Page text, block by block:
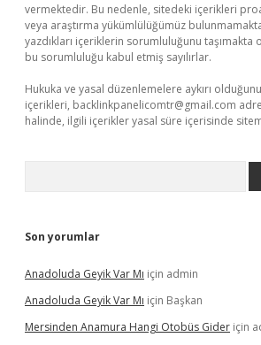
vermektedir. Bu nedenle, sitedeki içerikleri
veya araştırma yükümlülüğümüz
yazdıkları içeriklerin sorumluluğunu taşımakta
bu sorumluluğu kabul etmiş sayılırlar.
Hukuka ve yasal düzenlemelere aykırı
içerikleri, backlinkpanelicomtr@gmail.com
halinde, ilgili içerikler yasal süre içerisinde
Son yorumlar
Anadoluda Geyik Var Mı için admin
Anadoluda Geyik Var Mı için Başkan
Mersinden Anamura Hangi Otobüs Gider için